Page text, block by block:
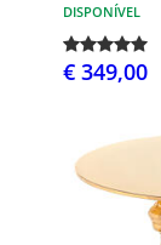
DISPONÍVEL
€ 349,00